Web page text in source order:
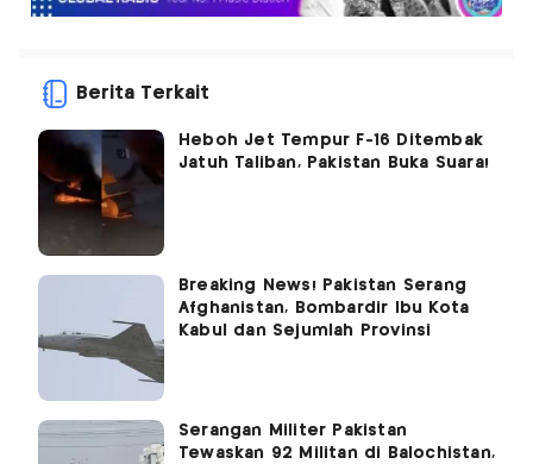
Berita Terkait
Heboh Jet Tempur F-16 Ditembak
Jatuh Taliban, Pakistan Buka Suara!
Breaking News! Pakistan Serang
Afghanistan, Bombardir Ibu Kota
Kabul dan Sejumlah Provinsi
Serangan Militer Pakistan
Tewaskan 92 Militan di Balochistan,